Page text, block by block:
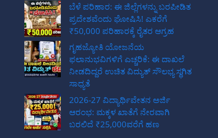
ಬೆಳೆ ಪರಿಹಾರ: ಈ ಜಿಲ್ಲೆಗಳನ್ನು ಬರಪೀಡಿತ
ಪ್ರದೇಶವೆಂದು ಘೋಷಿಸಿ! ಎಕರೆಗೆ
₹50,000 ಪರಿಹಾರಕ್ಕೆ ರೈತರ ಆಗ್ರಹ
ಗೃಹಜ್ಯೋತಿ ಯೋಜನೆಯ
ಫಲಾನುಭವಿಗಳಿಗೆ ಎಚ್ಚರಿಕೆ: ಈ ದಾಖಲೆ
ನೀಡದಿದ್ದರೆ ಉಚಿತ ವಿದ್ಯುತ್ ಸೌಲಭ್ಯ ಸ್ಥಗಿತ
ಸಾಧ್ಯತೆ
2026-27 ವಿದ್ಯಾರ್ಥಿವೇತನ ಅರ್ಜಿ
ಆರಂಭ: ಮಕ್ಕಳ ಖಾತೆಗೆ ನೇರವಾಗಿ
ಬರಲಿದೆ ₹25,000ವರೆಗೆ ಹಣ